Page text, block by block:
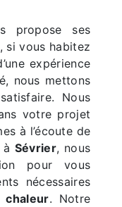
propose ses
, si vous habitez
expérience
nous mettons
Nous
votre projet
à l’écoute de
Sévrier, nous
pour vous
nécessaires
chaleur. Notre